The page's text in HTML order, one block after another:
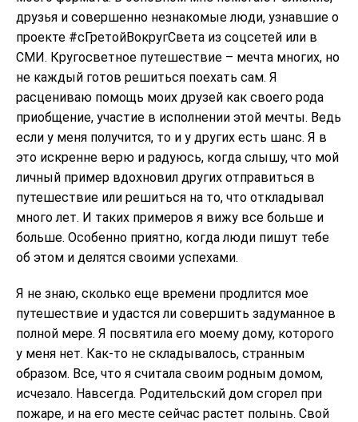
друзья и совершенно незнакомые люди, узнавшие о
проекте #сГретойВокругСвета из соцсетей или в
СМИ. Кругосветное путешествие – мечта многих, но
не каждый готов решиться поехать сам. Я
расцениваю помощь моих друзей как своего рода
приобщение, участие в исполнении этой мечты. Ведь
если у меня получится, то и у других есть шанс. Я в
это искренне верю и радуюсь, когда слышу, что мой
личный пример вдохновил других отправиться в
путешествие или решиться на то, что откладывал
много лет. И таких примеров я вижу все больше и
больше. Особенно приятно, когда люди пишут тебе
об этом и делятся своими успехами.
Я не знаю, сколько еще времени продлится мое
путешествие и удастся ли совершить задуманное в
полной мере. Я посвятила его моему дому, которого
у меня нет. Как-то не складывалось, странным
образом. Все, что я считала своим родным домом,
исчезало. Навсегда. Родительский дом сгорел при
пожаре, и на его месте сейчас растет полынь. Свой